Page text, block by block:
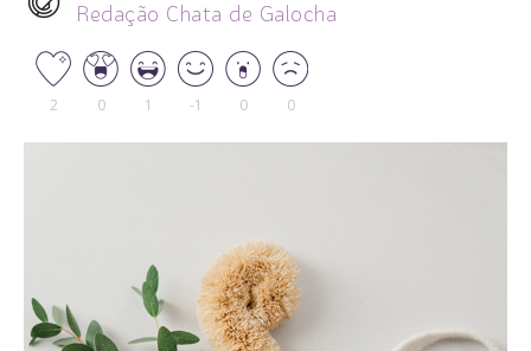
Redação Chata de Galocha
2 0 1 -1 0 0